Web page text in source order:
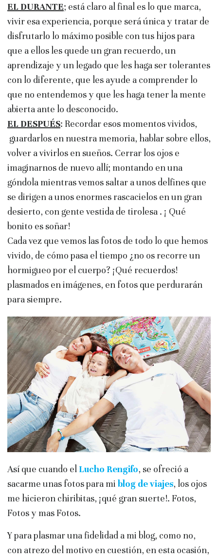
EL DURANTE; está claro al final es lo que marca,
vivir esa experiencia, porque será única y tratar de
disfrutarlo lo máximo posible con tus hijos para
que a ellos les quede un gran recuerdo, un
aprendizaje y un legado que les haga ser tolerantes
con lo diferente, que les ayude a comprender lo
que no entendemos y que les haga tener la mente
abierta ante lo desconocido.
EL DESPUÉS: Recordar esos momentos vividos,
guardarlos en nuestra memoria, hablar sobre ellos,
volver a vivirlos en sueños. Cerrar los ojos e
imaginarnos de nuevo allí; montando en una
góndola mientras vemos saltar a unos delfines que
se dirigen a unos enormes rascacielos en un gran
desierto, con gente vestida de tirolesa . ¡ Qué
bonito es soñar!
Cada vez que vemos las fotos de todo lo que hemos
vivido, de cómo pasa el tiempo ¿no os recorre un
hormigueo por el cuerpo? ¡Qué recuerdos!
plasmados en imágenes, en fotos que perdurarán
para siempre.
Así que cuando el Lucho Rengifo, se ofreció a
sacarme unas fotos para mi blog de viajes, los ojos
me hicieron chiribitas, ¡qué gran suerte!. Fotos,
Fotos y mas Fotos.
Y para plasmar una fidelidad a mi blog, como no,
con atrezo del motivo en cuestión, en esta ocasión,